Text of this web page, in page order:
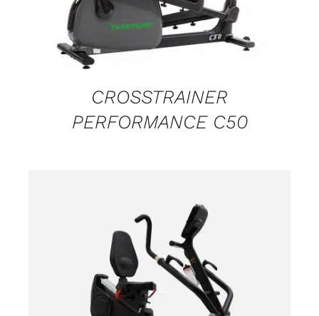
CROSSTRAINER
PERFORMANCE C50
DETALJI